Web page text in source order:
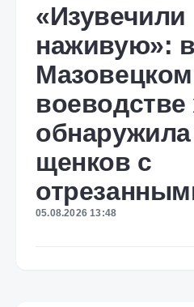
наживую»: в
Мазовецком
обнаружила
щенков с
05.08.2026 13:48